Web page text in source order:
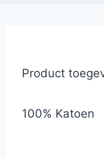
Product
100% Katoen